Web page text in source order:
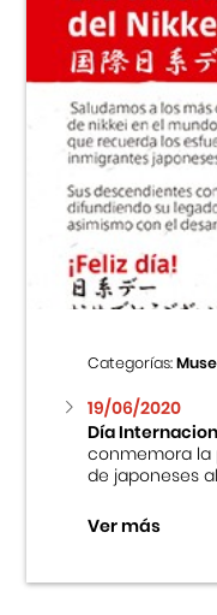
Categorías:
19/06/2020
Día
conmemora la
de japoneses
Ver más